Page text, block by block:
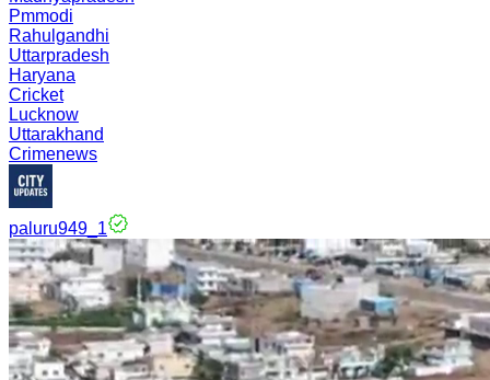
Pmmodi
Rahulgandhi
Uttarpradesh
Haryana
Cricket
Lucknow
Uttarakhand
Crimenews
paluru949_1